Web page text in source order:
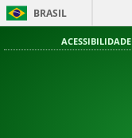
BRASIL
ACESSIBILIDADE